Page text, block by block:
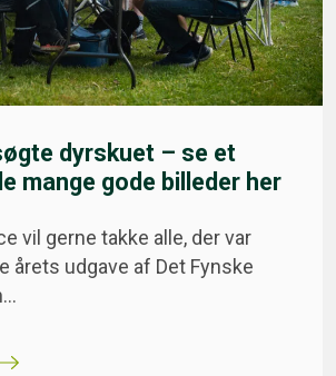
dyrskuet – se et
mange gode billeder her
vil gerne takke alle, der var
årets udgave af Det Fynske